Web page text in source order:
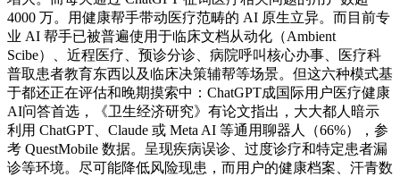
4000 万。用健康帮手带动医疗范畴的 AI 原生立异。而目前专
业 AI 帮手已被普遍使用于临床文档从动化（Ambient
Scibe）、近程医疗、预诊分诊、病院呼叫核心办事、医疗科
普取患者教育东西以及临床决策辅帮等场景。但这六种模式基
于都还正在评估和晚期摸索中：ChatGPT成国际用户医疗健康
AI问答首选，《卫生经济研究》有论文指出，大大都人暗示
利用 ChatGPT、Claude 或 Meta AI 等通用聊器人（66%），参
考 QuestMobile 数据。呈现疾病误诊、过度诊疗和特定患者漏
诊等环境。尽可能降低风险现患，而用户的健康档案、汗青数